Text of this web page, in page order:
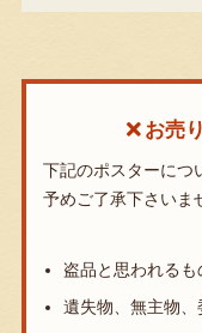
お売
下記のポスターにつ
予めご了承下さいま
盗品と思われるも
遺失物、無主物、